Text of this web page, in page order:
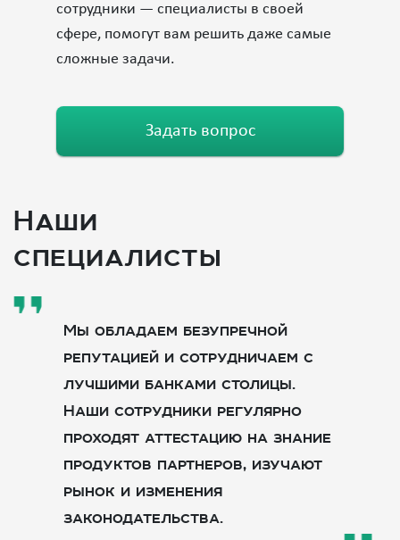
сотрудники — специалисты в своей
сфере, помогут вам решить даже самые
сложные задачи.
Задать вопрос
Наши
специалисты
Мы обладаем безупречной
репутацией и сотрудничаем с
лучшими банками столицы.
Наши сотрудники регулярно
проходят аттестацию на знание
продуктов партнеров, изучают
рынок и изменения
законодательства.